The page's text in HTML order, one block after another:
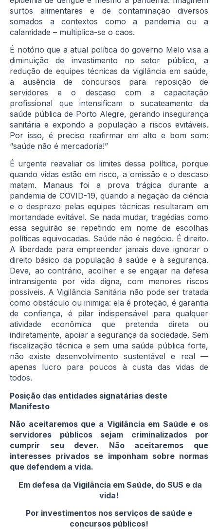
surtos alimentares e de contaminação diversos
somados a contextos como a pandemia ou a
calamidade – multiplica-se o caos.
É notório que a atual política do governo Melo visa a
diminuição de investimento no setor público, a
redução de equipes técnicas da vigilância em saúde,
a ausência de concursos para reposição de
servidores e o descaso com a capacitação
profissional que intensificam o sucateamento da
saúde pública de Porto Alegre, gerando insegurança
sanitária e expondo a população a riscos evitáveis.
Por isso, é preciso reafirmar em alto e bom som:
“saúde não é mercadoria!”
É urgente reavaliar os limites dessa política, porque
quando vidas estão em risco, a omissão e o descaso
matam. Manaus foi a prova trágica durante a
pandemia de COVID-19, quando a negação da ciência
e o desprezo pelas equipes técnicas resultaram em
mortandade evitável. Se nada mudar, tragédias como
essa seguirão se repetindo em nome de escolhas
políticas equivocadas. Saúde não é negócio. É direito.
A liberdade para empreender jamais deve ignorar o
direito básico da população à saúde e à segurança.
Deve, ao contrário, acolher e se engajar na defesa
intransigente por vida digna, com menores riscos
possíveis. A Vigilância Sanitária não pode ser tratada
como obstáculo ou inimiga: ela é proteção, é garantia
de confiança, é pilar indispensável para qualquer
atividade econômica que pretenda direta ou
indiretamente, apoiar a segurança da sociedade. Sem
fiscalização técnica e sem uma saúde pública forte,
não existe desenvolvimento sustentável e real —
apenas lucro para poucos à custa das vidas de
todos.
Posição das entidades signatárias deste
Manifesto
Não aceitaremos que a Vigilância em Saúde e os
servidores públicos sejam criminalizados por
cumprir seu dever. Não aceitaremos que
interesses privados se imponham sobre normas
que defendem a vida.
Em defesa da Vigilância em Saúde, do SUS e da
vida!
Por investimentos nos serviços de saúde e
concursos públicos!